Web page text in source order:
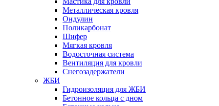
Металлическая кровля
Ондулин
Поликарбонат
Шифер
Мягкая кровля
Водосточная система
Вентиляция для кровли
Снегозадержатели
ЖБИ
Гидроизоляция для ЖБИ
Бетонное кольца с дном